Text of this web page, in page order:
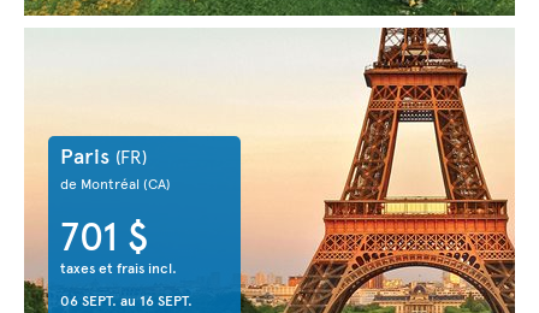
Paris (FR)
de Montréal (CA)
701 $
taxes et frais incl.
06 SEPT. au 16 SEPT.